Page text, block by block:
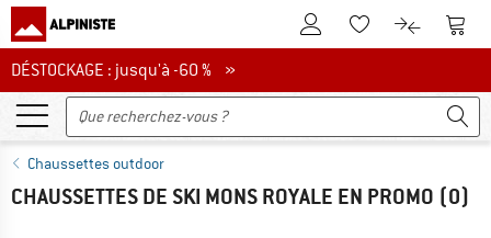
Vers le compte client
Vers la liste
Vers le
DÉSTOCKAGE : jusqu'à -60 %
DÉSTOCKAGE : jusqu'à -60 % »
Chaussettes outdoor
CHAUSSETTES DE SKI MONS ROYALE EN PROMO (0)